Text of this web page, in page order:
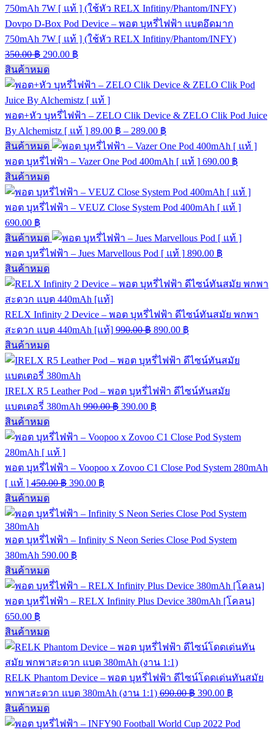
Dovpo D-Box Pod Device – พอต บุหรี่ไฟฟ้า แบตอึดมาก
750mAh 7W [ แท้ ] (ใช้หัว RELX Infitiny/Phantom/INFY)
350.00฿ 290.00 ฿
สินค้าหมด
พอต+หัว บุหรี่ไฟฟ้า – ZELO Clik Device & ZELO Clik Pod Juice
By Alchemistz [ แท้ ] 89.00 ฿ – 289.00 ฿
สินค้าหมด
พอต บุหรี่ไฟฟ้า – Vazer One Pod 400mAh [ แท้ ] 690.00 ฿
สินค้าหมด
พอต บุหรี่ไฟฟ้า – VEUZ Close System Pod 400mAh [ แท้ ]
690.00 ฿
สินค้าหมด
พอต บุหรี่ไฟฟ้า – Jues Marvellous Pod [ แท้ ] 890.00 ฿
สินค้าหมด
RELX Infinity 2 Device – พอต บุหรี่ไฟฟ้า ดีไซน์ทันสมัย พกพา
สะดวก แบต 440mAh [แท้] 990.00฿ 890.00 ฿
สินค้าหมด
IRELX R5 Leather Pod – พอต บุหรี่ไฟฟ้า ดีไซน์ทันสมัย
แบตเตอรี่ 380mAh 990.00฿ 390.00 ฿
สินค้าหมด
พอต บุหรี่ไฟฟ้า – Voopoo x Zovoo C1 Close Pod System 280mAh
[ แท้ ] 450.00฿ 390.00 ฿
สินค้าหมด
พอต บุหรี่ไฟฟ้า – Infinity S Neon Series Close Pod System
380mAh 590.00 ฿
สินค้าหมด
พอต บุหรี่ไฟฟ้า – RELX Infinity Plus Device 380mAh [โคลน]
650.00 ฿
สินค้าหมด
RELK Phantom Device – พอต บุหรี่ไฟฟ้า ดีไซน์โดดเด่นทันสมัย
พกพาสะดวก แบต 380mAh (งาน 1:1) 690.00฿ 390.00 ฿
สินค้าหมด